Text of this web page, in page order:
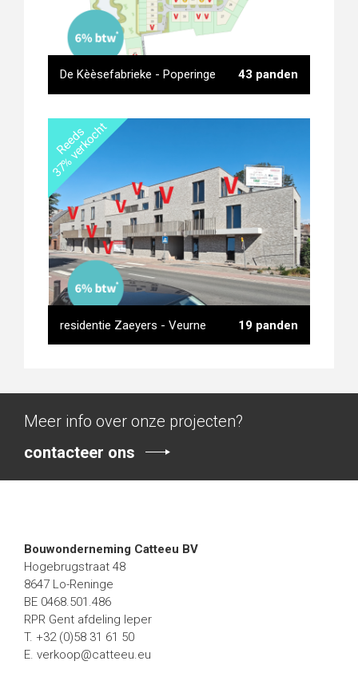
De Kèèsefabrieke - Poperinge 43 panden
De Kèèsefabrieke - Poperinge
Reeds
37% verkocht
residentie Zaeyers - Veurne 19 panden
residentie Zaeyers - Veurne
Meer info over onze projecten?
contacteer ons
Bouwonderneming Catteeu BV
Hogebrugstraat 48
8647 Lo-Reninge
BE 0468.501.486
RPR Gent afdeling Ieper
T. +32 (0)58 31 61 50
E. verkoop@catteeu.eu